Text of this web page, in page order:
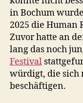
in Bochum
2025 die Human
Zuvor hatte an
lang das noch
Festival
würdigt, die sich
beschäftigen.